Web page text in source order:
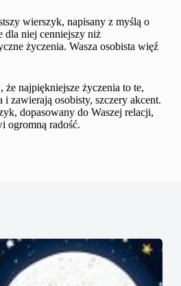
wierszyk, napisany z myślą o
dla niej cenniejszy niż
życzenia. Wasza osobista więź
że najpiękniejsze życzenia to te,
i zawierają osobisty, szczery akcent.
dopasowany do Waszej relacji,
ogromną radość.